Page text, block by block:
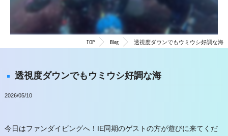
TOP Blog 透視度ダウンでもウミウシ好調な海
透視度ダウンでもウミウシ好調な海
2026/05/10
今日はファンダイビングへ！IE同期のゲストの方が遊びに来てくだ